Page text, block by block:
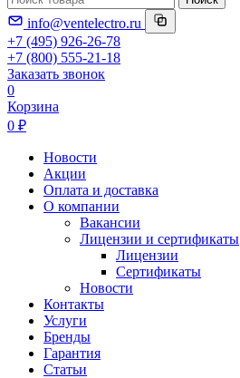
info@ventelectro.ru
+7 (495) 926-26-78
+7 (800) 555-21-18
Заказать звонок
0
Корзина
0 ₽
Новости
Акции
Оплата и доставка
О компании
Вакансии
Лицензии и сертификаты
Лицензии
Сертификаты
Новости
Контакты
Услуги
Бренды
Гарантия
Статьи